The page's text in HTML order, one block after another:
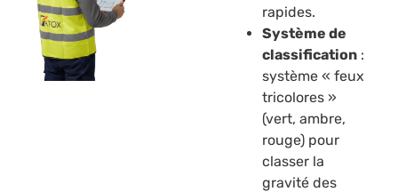
rapides.
Système de
classification :
système « feux
tricolores »
(vert, ambre,
rouge) pour
classer la
gravité des